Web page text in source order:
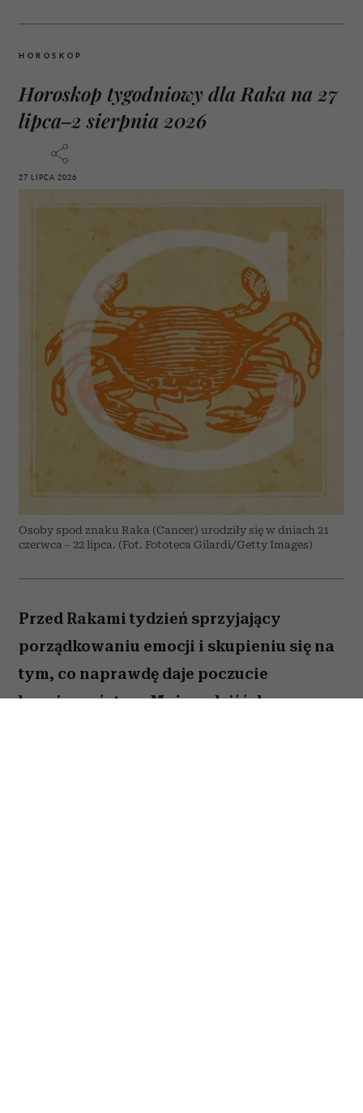
HOROSKOP
Horoskop tygodniowy dla Raka na 27
lipca–2 sierpnia 2026
27 LIPCA 2026
Osoby spod znaku Raka (Cancer) urodziły się w dniach 21
czerwca – 22 lipca. (Fot. Fototeca Gilardi/Getty Images)
Przed Rakami tydzień sprzyjający
porządkowaniu emocji i skupieniu się na
tym, co naprawdę daje poczucie
bezpieczeństwa. Możesz dojść do